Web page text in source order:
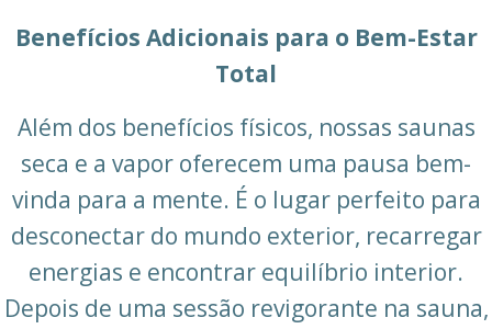
Benefícios Adicionais para o Bem-Estar
Total
Além dos benefícios físicos, nossas saunas
seca e a vapor oferecem uma pausa bem-
vinda para a mente. É o lugar perfeito para
desconectar do mundo exterior, recarregar
energias e encontrar equilíbrio interior.
Depois de uma sessão revigorante na sauna,